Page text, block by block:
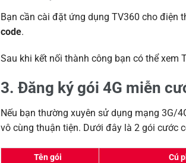
Bạn cần cài đặt ứng dụng TV360 cho điện
code.
Sau khi kết nối thành công bạn có thể xem
3. Đăng ký gói 4G miễn
Nếu bạn thường xuyên sử dụng mạng 3G/
vô cùng thuận tiện. Dưới đây là 2 gói cước
Tên gói Cú